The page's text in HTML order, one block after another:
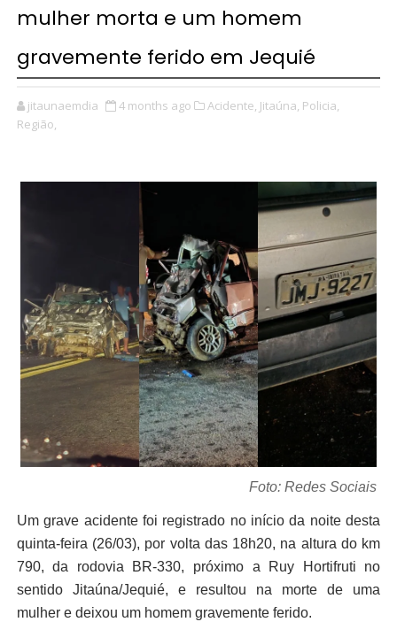
mulher morta e um homem
gravemente ferido em Jequié
jitaunaemdia 4 months ago Acidente, Jitaúna, Policia,
Região,
Foto: Redes Sociais
Um grave acidente foi registrado no início da noite desta
quinta-feira (26/03), por volta das 18h20, na altura do km
790, da rodovia BR-330, próximo a Ruy Hortifruti no
sentido Jitaúna/Jequié, e resultou na morte de uma
mulher e deixou um homem gravemente ferido.